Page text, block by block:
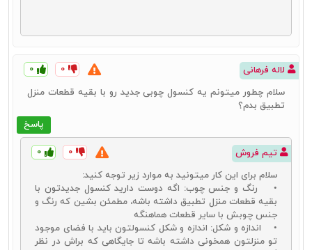
کنسول چوبی کلاسیک
یکی دیگر از انواع کنسول چوبی مورد استفاده توسط کاربران امروزی،
کنسول چوبی کلاسیک است. این محصول به انواعی از این نوع میز اطلاق
می‌شود که معمولاً در طراحی و تولید آنها از طرح‌های متفاوت با نقش و نگار
خاص استفاده می‌شود. همچنین جنس چوب‌های به کار رفته در این مدل از
کنسول‌های دیگر نیز متفاوت است. استفاده از کنده کاری‌های خاص و
طرح‌های زاویه‌دار نیز از دیگر مشخصات کنسول چوبی کلاسیک می‌باشد.
لاله فرهانی ۰ ۰
پاسخ
سلام چطور میتونم یه کنسول چوبی جدید رو با بقیه قطعات منزل
تطبیق بدم؟
تیم فروش ۰ ۰
سلام برای این کار میتونید به موارد زیر توجه کنید:
• رنگ و جنس چوب: اگه دوست دارید کنسول جدیدتون با
بقیه قطعات منزل تطبیق داشته باشه، مطمئن بشین که رنگ و
جنس چوبش با سایر قطعات هماهنگه
• اندازه و شکل: اندازه و شکل کنسولتون باید با فضای موجود
تو منزلتون همخونی داشته باشه تا جایگاهی که براش در نظر